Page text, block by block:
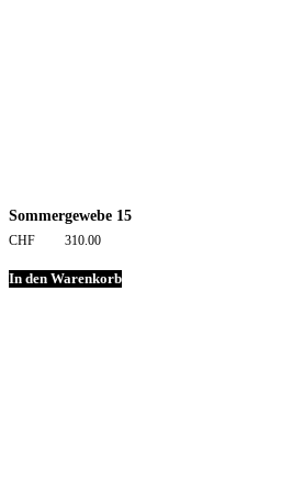
Sommergewebe 15
CHF 310.00
In den Warenkorb